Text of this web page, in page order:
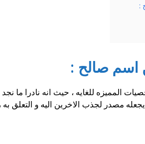
:
اسم صالح :
المميزه للغايه ، حيث انه نادرا ما
يجعله مصدر لجذب الاخرين اليه و